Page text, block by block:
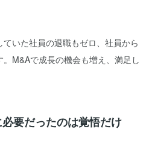
いた社員の退職もゼロ、社員から
M&Aで成長の機会も増え、満足し
要だったのは覚悟だけ